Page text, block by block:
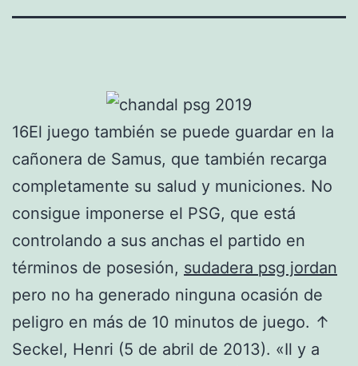
16El juego también se puede guardar en la
cañonera de Samus, que también recarga
completamente su salud y municiones. No
consigue imponerse el PSG, que está
controlando a sus anchas el partido en
términos de posesión, sudadera psg jordan
pero no ha generado ninguna ocasión de
peligro en más de 10 minutos de juego. ↑
Seckel, Henri (5 de abril de 2013). «Il y a